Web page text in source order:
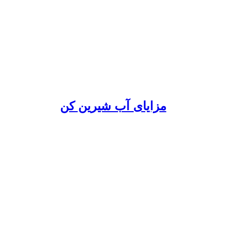
مزایای آب شیرین کن